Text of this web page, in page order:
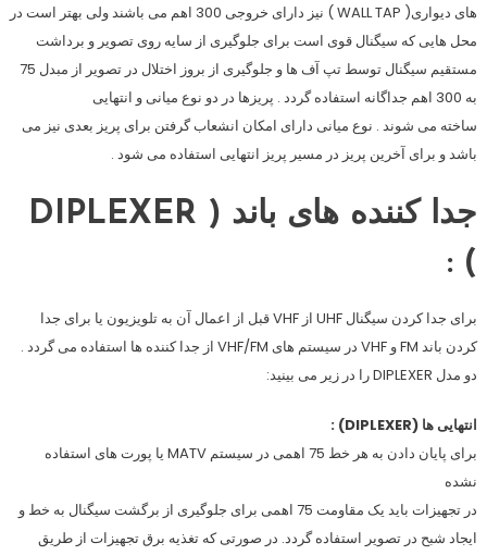
های دیواری( WALL TAP ) نیز دارای خروجی 300 اهم می باشند ولی بهتر است در
محل هایی که سیگنال قوی است برای جلوگیری از سایه روی تصویر و برداشت
مستقیم سیگنال توسط تپ آف ها و جلوگیری از بروز اختلال در تصویر از مبدل 75
به 300 اهم جداگانه استفاده گردد . پریزها در دو نوع میانی و انتهایی
ساخته می شوند . نوع میانی دارای امکان انشعاب گرفتن برای پریز بعدی نیز می
باشد و برای آخرین پریز در مسیر پریز انتهایی استفاده می شود .
جدا کننده های باند ( DIPLEXER
) :
برای جدا کردن سیگنال UHF از VHF قبل از اعمال آن به تلویزیون یا برای جدا
کردن باند FM و VHF در سیستم های VHF/FM از جدا کننده ها استفاده می گردد .
دو مدل DIPLEXER را در زیر می بینید:
انتهایی ها (DIPLEXER) :
برای پایان دادن به هر خط 75 اهمی در سیستم MATV یا پورت های استفاده
نشده
در تجهیزات باید یک مقاومت 75 اهمی برای جلوگیری از برگشت سیگنال به خط و
ایجاد شبح در تصویر استفاده گردد. در صورتی که تغذیه برق تجهیزات از طریق